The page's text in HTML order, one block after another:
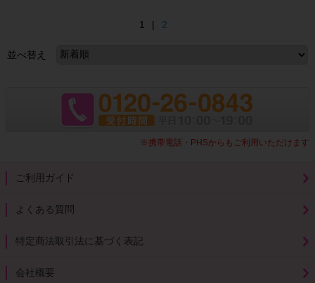
1 | 2
並べ替え
※携帯電話・PHSからもご利用いただけます
ご利用ガイド
よくある質問
特定商法取引法に基づく表記
会社概要